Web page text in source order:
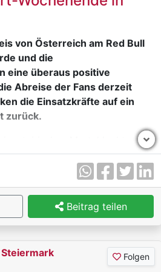
das nötige Fundament
zu übernehmen und
stärkt die
der gesamten Steiermark
Gerald Ortner
Dekretübergabe.
von Österreich am Red Bull
und die
eine überaus positive
Abreise der Fans derzeit
die Einsatzkräfte auf ein
zurück.
und sorgte für einen
Trotz des dichten
allem am entscheidenden
nennenswerten Verzögerungen
abgestimmtes
das in enger
und der Polizei
Beitrag teilen
Folgen